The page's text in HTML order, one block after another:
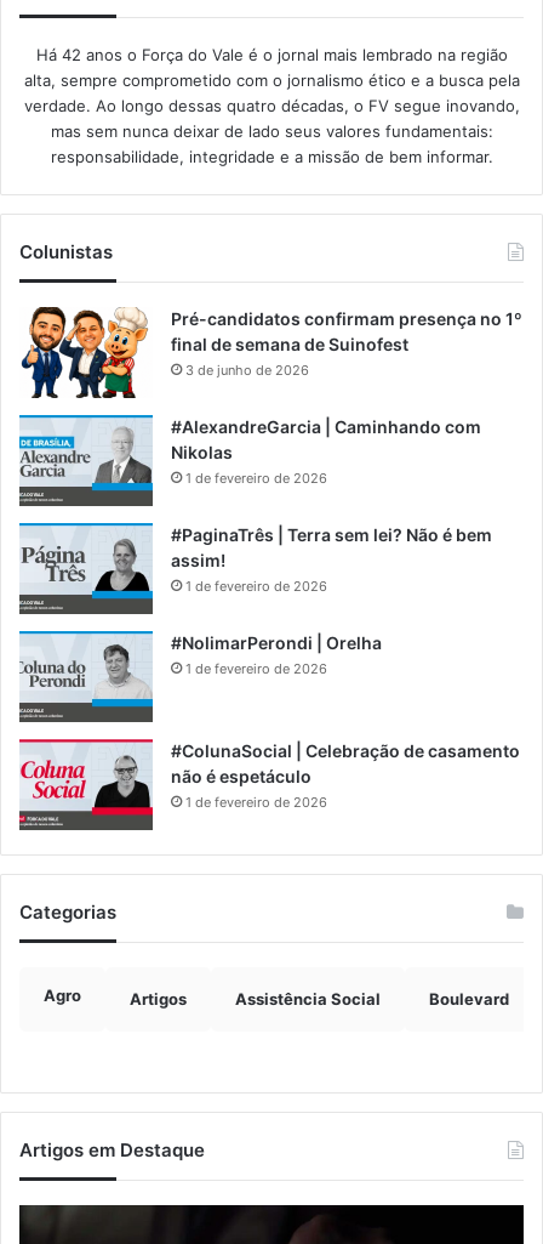
Há 42 anos o Força do Vale é o jornal mais lembrado na região
alta, sempre comprometido com o jornalismo ético e a busca pela
verdade. Ao longo dessas quatro décadas, o FV segue inovando,
mas sem nunca deixar de lado seus valores fundamentais:
responsabilidade, integridade e a missão de bem informar.​
Colunistas
Pré-candidatos confirmam presença no 1º
final de semana de Suinofest
3 de junho de 2026
#AlexandreGarcia | Caminhando com
Nikolas
1 de fevereiro de 2026
#PaginaTrês | Terra sem lei? Não é bem
assim!
1 de fevereiro de 2026
#NolimarPerondi | Orelha
1 de fevereiro de 2026
#ColunaSocial | Celebração de casamento
não é espetáculo
1 de fevereiro de 2026
Categorias
Agro Artigos Assistência Social Boulevard
Artigos em Destaque